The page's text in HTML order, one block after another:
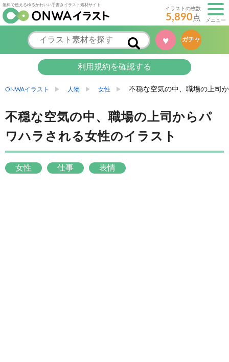
無料で使えるゆるかわいい手書きイラスト素材サイト
イラストの枚数
5,890点 メニュー
♥ ガチャ
利用規約を確認する
ONWAイラスト 人物 女性 不穏な空気の中、職場の上司
不穏な空気の中、職場の上司からパ
ワハラされる女性のイラスト
女性 仕事 表情